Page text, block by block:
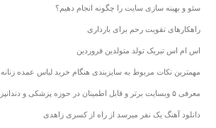
سئو و بهینه سازی سایت را چگونه انجام دهیم؟
راهکارهای تقویت رحم برای بارداری
اس ام اس تبریک تولد متولدین فروردین
مهمترین نکات مربوط به سایزبندی هنگام خرید لباس عمده زنانه
معرفی ۵ وبسایت برتر و قابل اطمینان در حوزه پزشکی و دندانپزشکی
دانلود آهنگ یک نفر میرسد از راه از کسری زاهدی